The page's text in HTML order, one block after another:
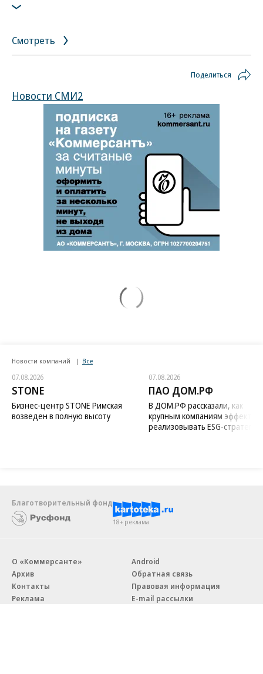
Фото: Коммерсантъ / Владислав Лоншаков
Смотреть
Поделиться
Новости СМИ2
Новости компаний Все
07.08.2026
STONE
Бизнес-центр STONE Римская
возведен в полную высоту
07.08.2026
ПАО ДОМ.РФ
В ДОМ.РФ рассказали, как
крупным компаниям
реализовывать ESG-стратегию
Благотворительный фонд
18+ реклама
О «Коммерсанте»
Архив
Контакты
Реклама
Android
Обратная связь
Правовая информация
E-mail рассылки